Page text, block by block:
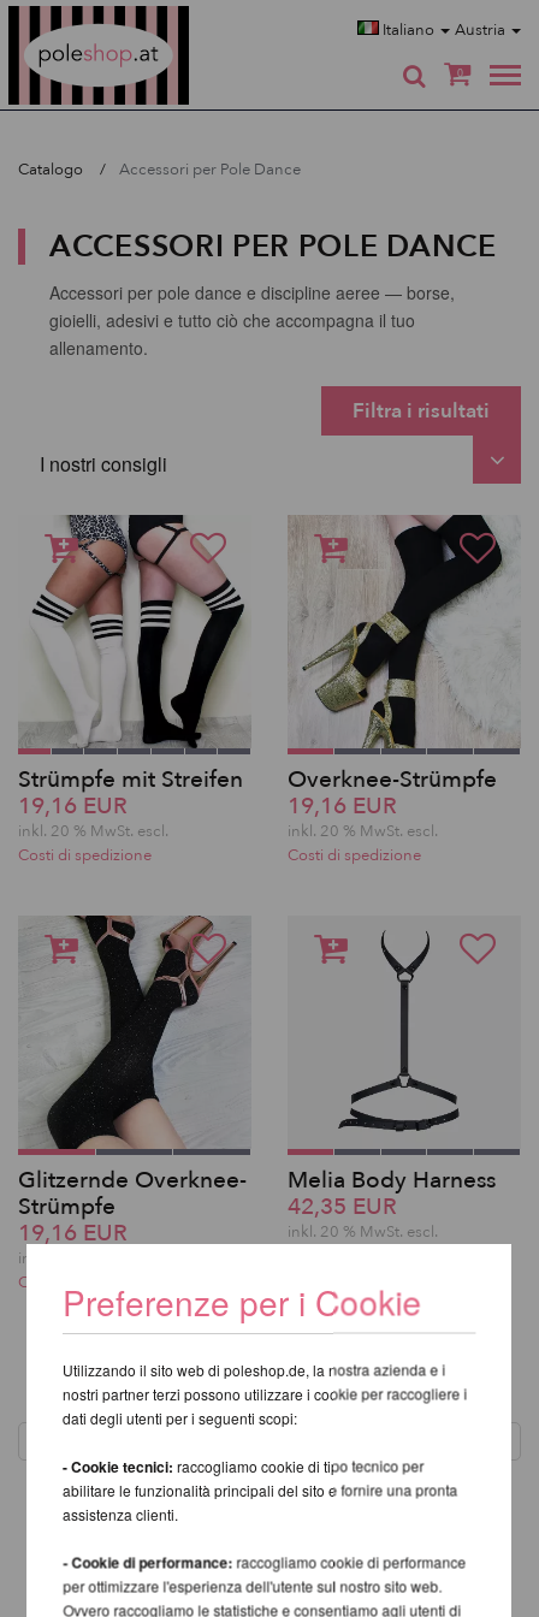
Italiano Austria
0
Catalogo Accessori per Pole Dance
ACCESSORI PER POLE DANCE
Accessori per pole dance e discipline aeree — borse,
gioielli, adesivi e tutto ciò che accompagna il tuo
allenamento.
Filtra i risultati
Strümpfe mit Streifen
19,16 EUR
inkl. 20 % MwSt. escl.
Costi di spedizione
Overknee-Strümpfe
19,16 EUR
inkl. 20 % MwSt. escl.
Costi di spedizione
Glitzernde Overknee-
Strümpfe
19,16 EUR
inkl. 20 % MwSt.
Costi di spedizione
Melia Body Harness
42,35 EUR
inkl. 20 % MwSt. escl.
1
Preferenze per i Cookie
Utilizzando il sito web di poleshop.de, la nostra azienda e i
nostri partner terzi possono utilizzare i cookie per raccogliere i
dati degli utenti per i seguenti scopi:
- Cookie tecnici: raccogliamo cookie di tipo tecnico per
abilitare le funzionalità principali del sito e fornire una pronta
assistenza clienti.
- Cookie di performance: raccogliamo cookie di performance
per ottimizzare l'esperienza dell'utente sul nostro sito web.
Ovvero raccogliamo le statistiche e consentiamo agli utenti di